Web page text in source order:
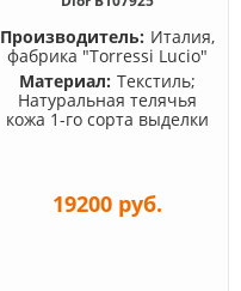
Производитель: Италия,
фабрика "Torressi Lucio"
Материал: Текстиль;
Натуральная телячья
кожа 1-го сорта выделки
19200 руб.